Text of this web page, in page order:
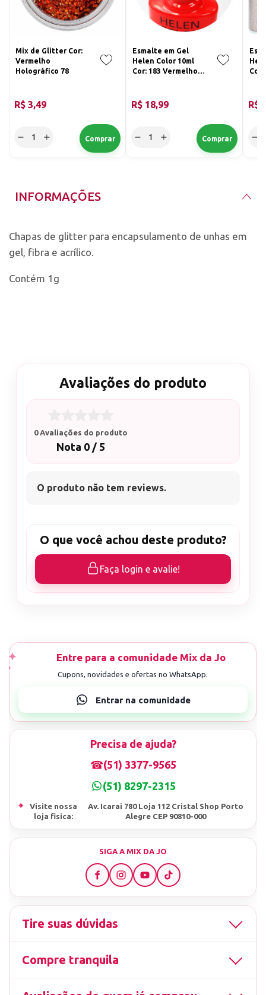
Mix de Glitter Cor:
Vermelho
Holográfico 78
R$ 3,49
Esmalte em Gel
Helen Color 10ml
Cor: 183 Vermelho
R$ 18,99 R$
INFORMAÇÕES
Chapas de glitter para encapsulamento de unhas em
gel, fibra e acrílico.
Contém 1g
Avaliações do produto
0 Avaliações do produto
Nota 0 / 5
O produto não tem reviews.
O que você achou deste produto?
Faça login e avalie!
Precisa de ajuda?
☎(51) 3377-9565
(51) 8297-2315
⌖
Visite nossa
loja fisica:
Av. Icarai 780 Loja 112 Cristal Shop Porto
Alegre CEP 90810-000
SIGA A MIX DA JO
Tire suas dúvidas
Compre tranquila